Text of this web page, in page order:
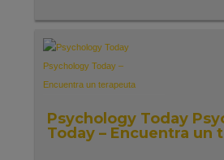
Psychology Today
Today – Encuentra un